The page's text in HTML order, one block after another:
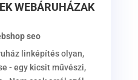
WEBÁRUHÁZAK
seo
linképítés olyan,
- egy kicsit művészi,